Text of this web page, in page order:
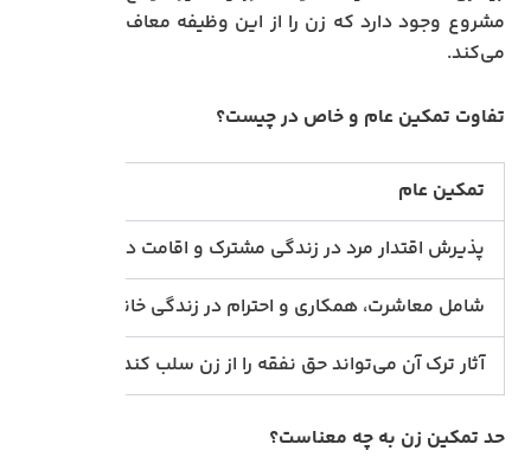
مشروع وجود دارد که زن را از این وظیفه معاف
می‌کند.
تفاوت تمکین عام و خاص در چیست؟
تمکین عام
پذیرش اقتدار مرد در زندگی مشترک و اقامت در منزل مشترک
شامل معاشرت، همکاری و احترام در زندگی خانوادگی
آثار ترک آن می‌تواند حق نفقه را از زن سلب کند
حد تمکین زن به چه معناست؟